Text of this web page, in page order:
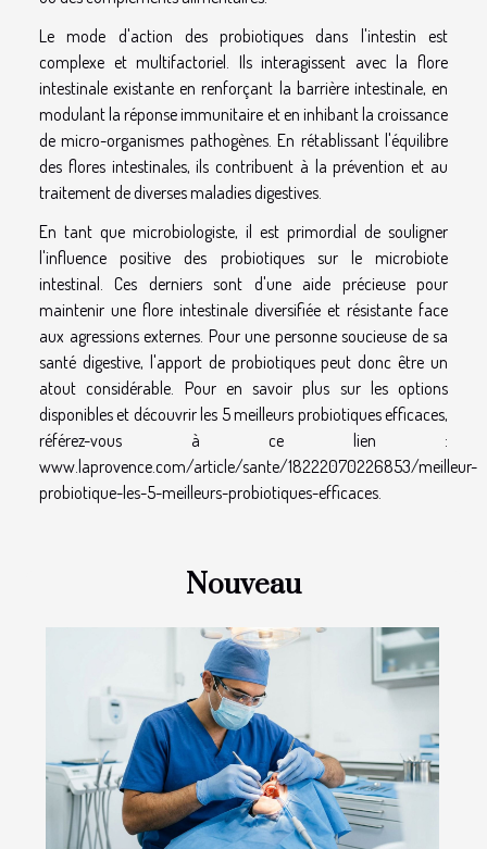
Le mode d'action des probiotiques dans l'intestin est
complexe et multifactoriel. Ils interagissent avec la flore
intestinale existante en renforçant la barrière intestinale, en
modulant la réponse immunitaire et en inhibant la croissance
de micro-organismes pathogènes. En rétablissant l'équilibre
des flores intestinales, ils contribuent à la prévention et au
traitement de diverses maladies digestives.
En tant que microbiologiste, il est primordial de souligner
l'influence positive des probiotiques sur le microbiote
intestinal. Ces derniers sont d'une aide précieuse pour
maintenir une flore intestinale diversifiée et résistante face
aux agressions externes. Pour une personne soucieuse de sa
santé digestive, l'apport de probiotiques peut donc être un
atout considérable. Pour en savoir plus sur les options
disponibles et découvrir les 5 meilleurs probiotiques efficaces,
référez-vous à ce lien :
www.laprovence.com/article/sante/18222070226853/meilleur-
probiotique-les-5-meilleurs-probiotiques-efficaces.
Nouveau